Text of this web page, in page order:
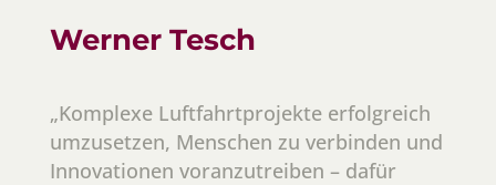
Werner Tesch
„Komplexe Luftfahrtprojekte erfolgreich
umzusetzen, Menschen zu verbinden und
Innovationen voranzutreiben – dafür